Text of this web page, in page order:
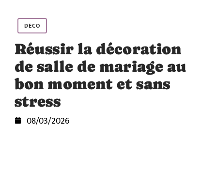
DÉCO
Réussir la décoration
de salle de mariage au
bon moment et sans
stress
08/03/2026